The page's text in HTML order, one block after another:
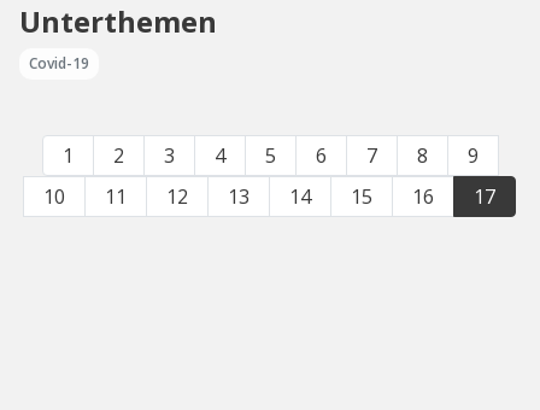
Unterthemen
Covid-19
1 2 3 4 5 6 7 8
9
10
11 12 13 14 15 16 17